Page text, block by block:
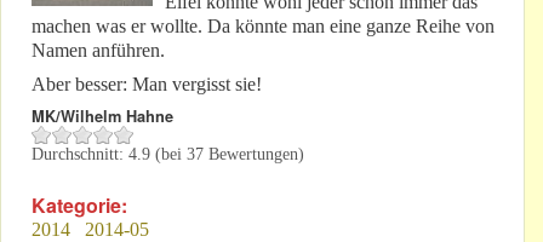
machen was er wollte. Da könnte man eine ganze Reihe von
Namen anführen.
Aber besser: Man vergisst sie!
MK/Wilhelm Hahne
Durchschnitt: 4.9 (bei 37 Bewertungen)
Kategorie:
2014
2014-05